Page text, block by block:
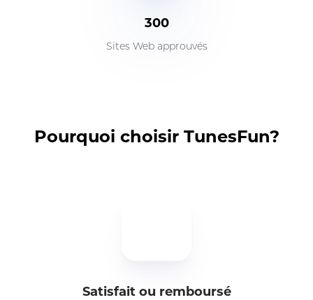
300
Sites Web approuvés
Pourquoi choisir TunesFun?
Satisfait ou remboursé